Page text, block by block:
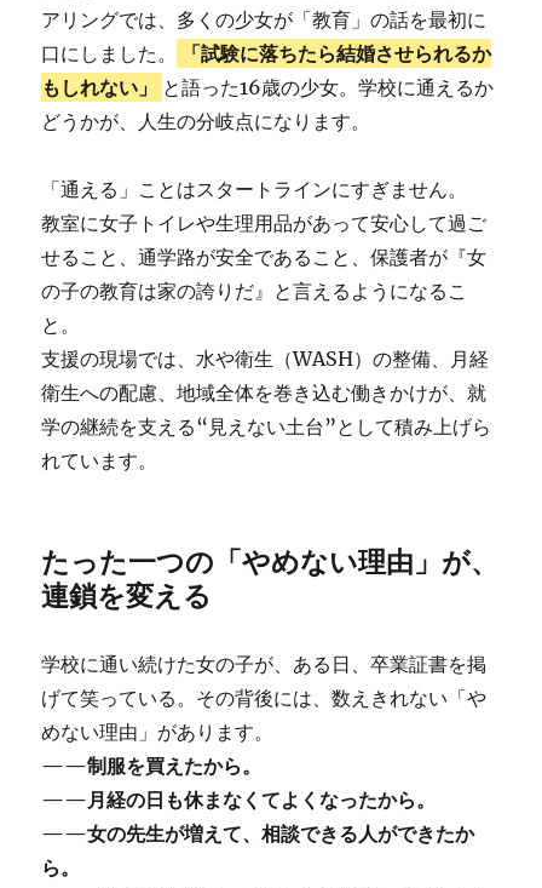
アリングでは、多くの少女が「教育」の話を最初に
口にしました。
「試験に落ちたら結婚させられるか
もしれない」
と語った16歳の少女。学校に通えるか
どうかが、人生の分岐点になります。
「通える」ことはスタートラインにすぎません。
教室に女子トイレや生理用品があって安心して過ご
せること、通学路が安全であること、保護者が『女
の子の教育は家の誇りだ』と言えるようになるこ
と。
支援の現場では、水や衛生（WASH）の整備、月経
衛生への配慮、地域全体を巻き込む働きかけが、就
学の継続を支える“見えない土台”として積み上げら
れています。
たった一つの「やめない理由」が、
連鎖を変える
学校に通い続けた女の子が、ある日、卒業証書を掲
げて笑っている。その背後には、数えきれない「や
めない理由」があります。
——制服を買えたから。
——月経の日も休まなくてよくなったから。
——女の先生が増えて、相談できる人ができたか
ら。